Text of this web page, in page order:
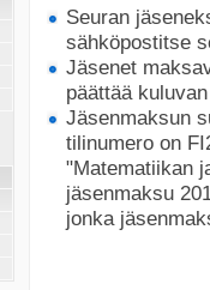
Seuran
sähköpostitse
Jäsenet
päättää
Jäsenmaksun
tilinumero on
"Matematiikan
jäsenmaksu
jonka